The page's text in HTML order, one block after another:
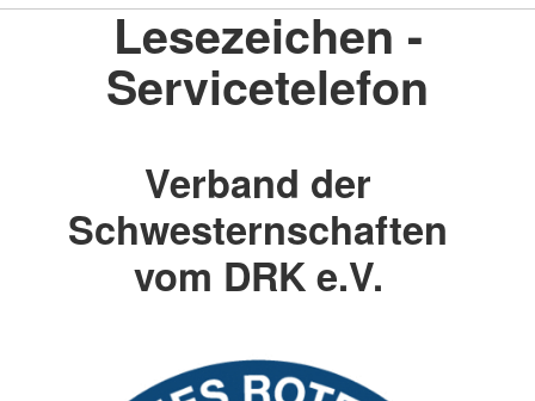
Lesezeichen -
Servicetelefon
Verband der
Schwesternschaften
vom DRK e.V.